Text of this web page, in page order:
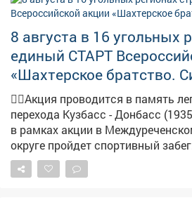
8 августа в 16 угольных
единый СТАРТ
«Шахтерское братство.
🏃‍♀️Акция проводится в память
перехода Кузбасс - Донбасс (1935-1936
в рамках акции в
округе пройдет спортивный забег. Это
повод провести время с пользой,
и поддержать спортивные